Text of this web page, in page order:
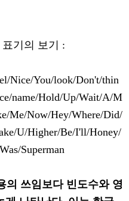
기의 보기 :
Nice/You/look/Don't/thin
name/Hold/Up/Wait/A/M
Me/Now/Hey/Where/Did/
U/Higher/Be/I'll/Honey/
Superman
의 쓰임보다 빈도수와 영